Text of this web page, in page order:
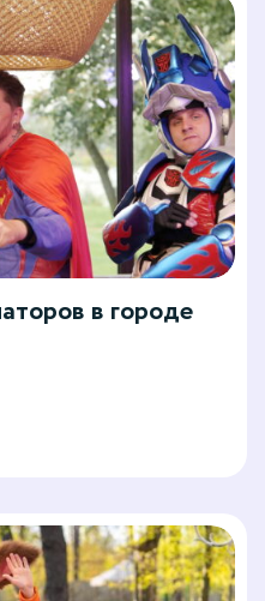
в городе